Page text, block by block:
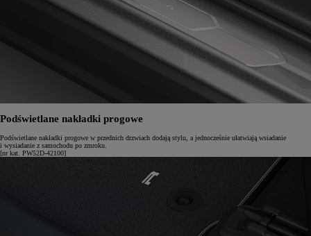
Podświetlane nakładki progowe
Podświetlane nakładki progowe w przednich drzwiach dodają stylu, a jednocześnie ułatwiają wsiadanie
i wysiadanie z samochodu po zmroku.
[nr kat. PW52D-42100]